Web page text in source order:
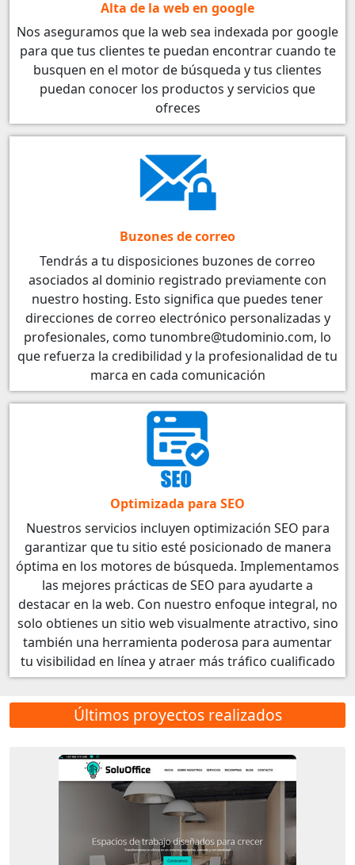
Alta de la web en google
Nos aseguramos que la web sea indexada por google
para que tus clientes te puedan encontrar cuando te
busquen en el motor de búsqueda y tus clientes
puedan conocer los productos y servicios que
ofreces
Buzones de correo
Tendrás a tu disposiciones buzones de correo
asociados al dominio registrado previamente con
nuestro hosting. Esto significa que puedes tener
direcciones de correo electrónico personalizadas y
profesionales, como tunombre@tudominio.com, lo
que refuerza la credibilidad y la profesionalidad de tu
marca en cada comunicación
Optimizada para SEO
Nuestros servicios incluyen optimización SEO para
garantizar que tu sitio esté posicionado de manera
óptima en los motores de búsqueda. Implementamos
las mejores prácticas de SEO para ayudarte a
destacar en la web. Con nuestro enfoque integral, no
solo obtienes un sitio web visualmente atractivo, sino
también una herramienta poderosa para aumentar
tu visibilidad en línea y atraer más tráfico cualificado
Últimos proyectos realizados